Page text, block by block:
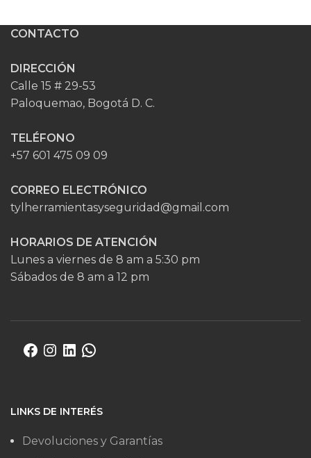
CONTACTO
DIRECCIÓN
Calle 15 # 29-53
Paloquemao, Bogotá D. C.
TELÉFONO
+57 601 475 09 09
CORREO ELECTRÓNICO
tylherramientasyseguridad@gmail.com
HORARIOS DE ATENCIÓN
Lunes a viernes de 8 am a 5:30 pm
Sábados de 8 am a 12 pm
LINKS DE INTERÉS
Devoluciones y Garantías